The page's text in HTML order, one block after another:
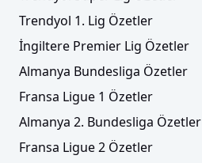
Trendyol 1. Lig Özetler
İngiltere Premier Lig Özetler
Almanya Bundesliga Özetler
Fransa Ligue 1 Özetler
Almanya 2. Bundesliga Özetler
Fransa Ligue 2 Özetler